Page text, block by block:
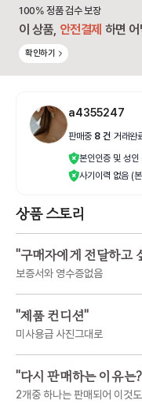
100% 정품 검수 보장
이 상품, 안전결제 하면
확인하기
a4355247
판매중 8 건 거래완
본인인증 및 성인
사기이력 없음 (
상품 스토리
"구매자에게 전달하고
보증서와 영수증없음
"제품 컨디션"
미사용급 사진그대로
"다시 판매하는 이유는?
2개중 하나는 판매되어 이것